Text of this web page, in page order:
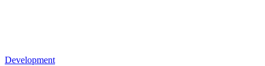
Development